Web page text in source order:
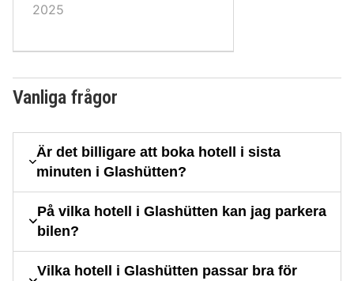
2025
Vanliga frågor
Är det billigare att boka hotell i sista
minuten i Glashütten?
På vilka hotell i Glashütten kan jag parkera
bilen?
Vilka hotell i Glashütten passar bra för